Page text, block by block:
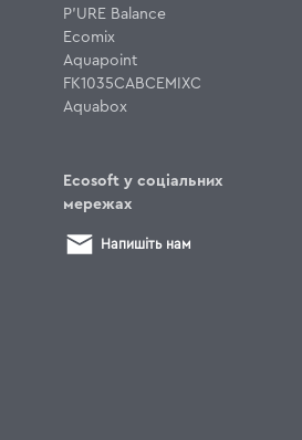
P'URE Balance
Ecomix
Aquapoint
FK1035CABCEMIXC
Aquabox
Ecosoft у соціальних
мережах
Напишіть нам